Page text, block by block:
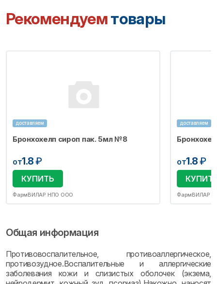
Рекомендуемтовары
доставляем
Бронхохелп сироп пак. 5мл №8
от1.8₽
КУПИТЬ
ФармВИЛАР НПО ООО
доставляем
от1.8₽
ФармВИЛАР
Общая информация
Противовоспалительное, противоаллергическое,
противозудное.Воспалительные и аллергические
заболевания кожи и слизистых оболочек (экзема,